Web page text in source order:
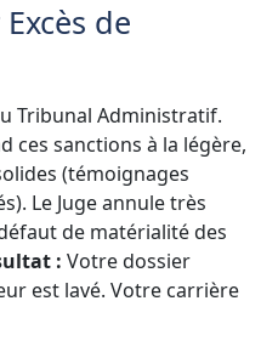
de
Tribunal Administratif.
ces sanctions à la légère,
(témoignages
Le Juge annule très
de matérialité des
: Votre dossier
est lavé. Votre carrière